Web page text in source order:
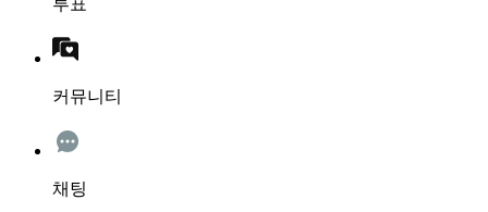
투표
커뮤니티
채팅